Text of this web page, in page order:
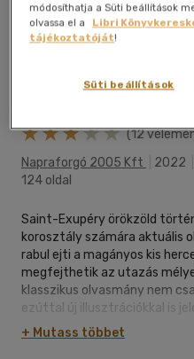
Kívánságlistához adom
(12
Napraforgó 2005 Kft
2022
124 oldal
Saint-Exupéry örökzöld
korosztály számára aktuális
rabul ejti a magányos kis
megfejthetik az utazás
klasszikus olvasmány nem
ezúttal új illusztrációkkal is
közelebb kerülhet az ifjú
+ Mutass többet
módosíthatja a Süti beállítások
olvassa el a
Libri
tájékoztatóját!
Süti beállítások